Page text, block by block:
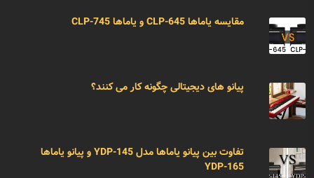
مقایسه یاماها CLP-645 و یاماها CLP-745
پیانو های دیجیتالی چگونه کار می کنند؟
تفاوت بین پیانو یاماها مدل YDP-145 و پیانو یاماها
YDP-165